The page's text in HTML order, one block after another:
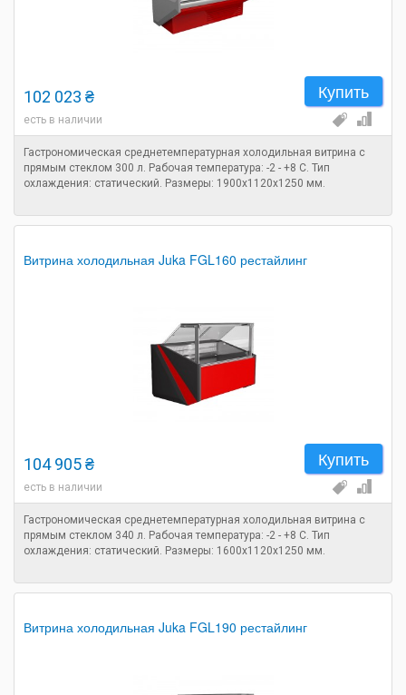
Купить
102 023 ₴
есть в наличии
Гастрономическая среднетемпературная холодильная витрина с
прямым стеклом 300 л. Рабочая температура: -2 - +8 C. Тип
охлаждения: статический. Размеры: 1900х1120х1250 мм.
Витрина холодильная Juka FGL160 рестайлинг
Купить
104 905 ₴
есть в наличии
Гастрономическая среднетемпературная холодильная витрина с
прямым стеклом 340 л. Рабочая температура: -2 - +8 C. Тип
охлаждения: статический. Размеры: 1600х1120х1250 мм.
Витрина холодильная Juka FGL190 рестайлинг